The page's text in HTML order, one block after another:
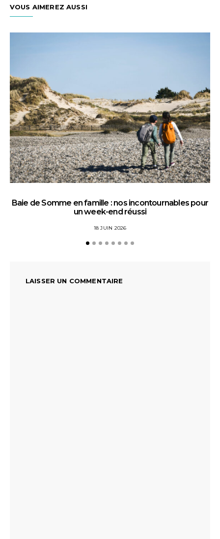
VOUS AIMEREZ AUSSI
Baie de Somme en famille : nos incontournables pour
un week-end réussi
18 JUIN 2026
LAISSER UN COMMENTAIRE